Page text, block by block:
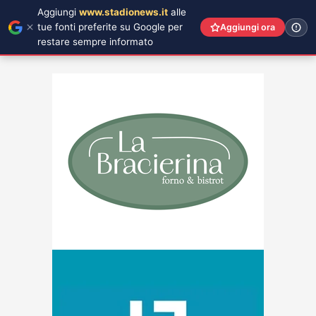
Aggiungi www.stadionews.it alle
tue fonti preferite su Google per
restare sempre informato
Aggiungi ora